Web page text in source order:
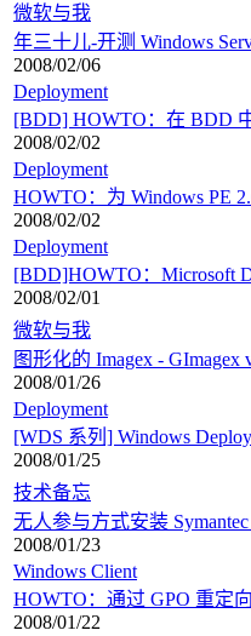
微软与我
年三十儿-开测 Windows
2008/02/06
Deployment
[BDD] HOWTO：在 BDD
2008/02/02
Deployment
HOWTO：为 Windows PE
2008/02/02
Deployment
[BDD]HOWTO：Microsoft
2008/02/01
微软与我
图形化的 Imagex - GImagex
2008/01/26
Deployment
[WDS 系列] Windows
2008/01/25
技术备忘
无人参与方式安装
2008/01/23
Windows Client
HOWTO：通过 GPO 重定
2008/01/22